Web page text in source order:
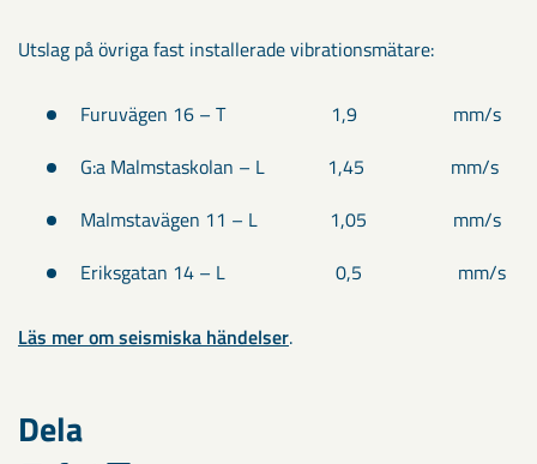
Utslag på övriga fast installerade vibrationsmätare:
Furuvägen 16 – T 1,9 mm/s
G:a Malmstaskolan – L 1,45 mm/s
Malmstavägen 11 – L 1,05 mm/s
Eriksgatan 14 – L 0,5 mm/s
Läs mer om seismiska händelser.
Dela